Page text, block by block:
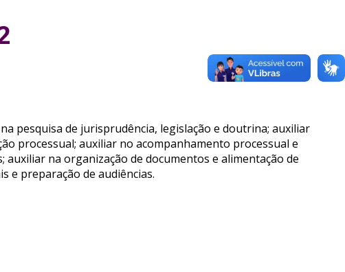
pesquisa de jurisprudência, legislação e doutrina; auxiliar
processual; auxiliar no acompanhamento processual e
na organização de documentos e alimentação de
e preparação de audiências.